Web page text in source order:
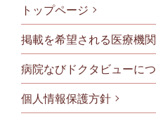
トップページ
掲載を希望される医療機
病院なびドクタビューに
個人情報保護方針